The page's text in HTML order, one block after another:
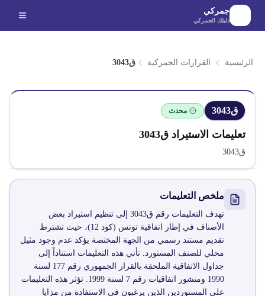
الانتقال إلى المحتوى الرئيسي
جمركي
دليلك الجمركي
الرئيسية القرارات الجمركية ق3043
ق3043 محدث
تعليمات الاستيراد ق3043
ق3043
ملخص التعليمات
تهدف التعليمات رقم ق3043 إلى تنظيم استيراد بعض
الأصناف في إطار اتفاقية تونس (كود 12)، حيث تشترط
تقديم مستند رسمي من الجهة المختصة يؤكد عدم وجود مثيل
محلي للصنف المستورد. تأتي هذه التعليمات استناداً إلى
جداول الاتفاقية الملحقة بالقرار الجمهوري رقم 177 لسنة
1990 ومنشور اتفاقيات رقم 7 لسنة 1999. تؤثر هذه التعليمات
على المستوردين الذين يرغبون في الاستفادة من مزايا